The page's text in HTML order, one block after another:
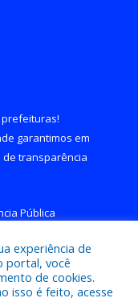
!
garantimos em
de transparência
Pública
experiência de
portal, você
de cookies.
isso é feito, acesse